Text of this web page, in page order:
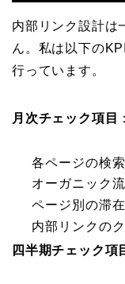
内部リンク設計は
ん。私は以下の
行っています。
月次チェック項目 ：
各ページの検
オーガニック
ページ別の滞
内部リンクの
四半期チェック項